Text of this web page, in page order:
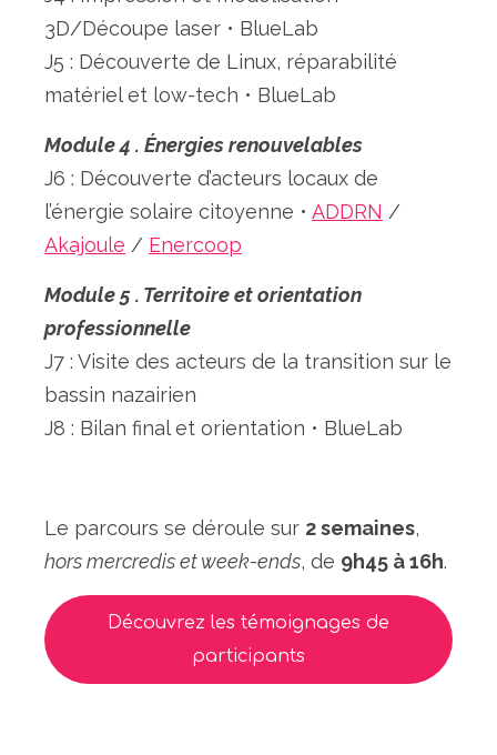
3D/Découpe laser • BlueLab
J5 : Découverte de Linux, réparabilité
matériel et low-tech • BlueLab
Module 4 . Énergies renouvelables
J6 : Découverte d’acteurs locaux de
l’énergie solaire citoyenne • ADDRN /
Akajoule / Enercoop
Module 5 . Territoire et orientation
professionnelle
J7 : Visite des acteurs de la transition sur le
bassin nazairien
J8 : Bilan final et orientation • BlueLab
Le parcours se déroule sur 2 semaines,
hors mercredis et week-ends, de 9h45 à 16h.
Découvrez les témoignages de
participants